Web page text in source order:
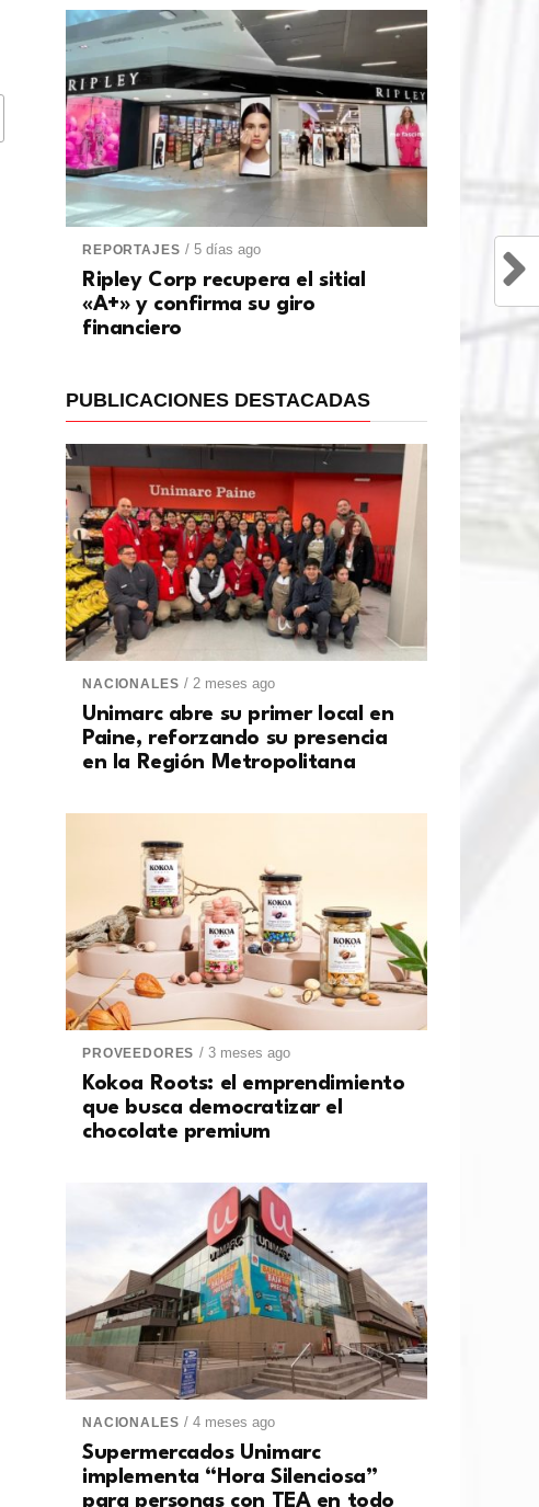
REPORTAJES / 5 días ago
Ripley Corp recupera el sitial
«A+» y confirma su giro
financiero
PUBLICACIONES DESTACADAS
NACIONALES / 2 meses ago
Unimarc abre su primer local en
Paine, reforzando su presencia
en la Región Metropolitana
PROVEEDORES / 3 meses ago
Kokoa Roots: el emprendimiento
que busca democratizar el
chocolate premium
NACIONALES / 4 meses ago
Supermercados Unimarc
implementa “Hora Silenciosa”
para personas con TEA en todo